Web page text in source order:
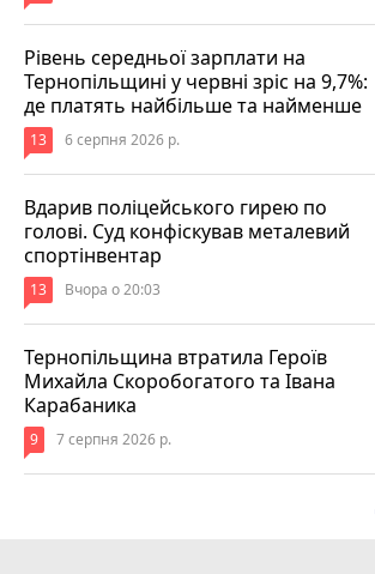
Рівень середньої зарплати на
Тернопільщині у червні зріс на 9,7%:
де платять найбільше та найменше
13 6 серпня 2026 р.
Вдарив поліцейського гирею по
голові. Суд конфіскував металевий
спортінвентар
13 Вчора о 20:03
Тернопільщина втратила Героїв
Михайла Скоробогатого та Івана
Карабаника
9 7 серпня 2026 р.